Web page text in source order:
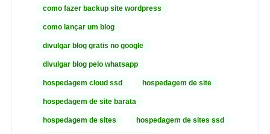
como fazer backup site wordpress
como lançar um blog
divulgar blog gratis no google
divulgar blog pelo whatsapp
hospedagem cloud ssd hospedagem de site
hospedagem de site barata
hospedagem de sites hospedagem de sites ssd